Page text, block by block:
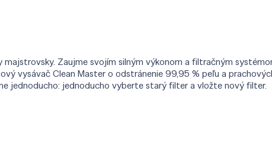
Zaujme svojím silným výkonom a filtračným
vysávač Clean Master o odstránenie 99,95 % peľu a
jednoducho: jednoducho vyberte starý filter a vložte nový filter.